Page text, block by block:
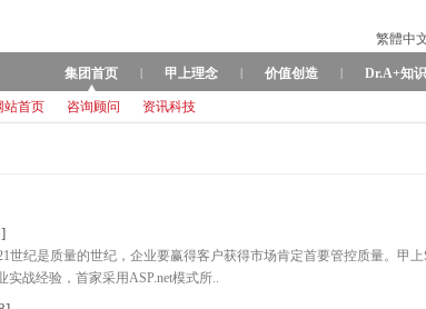
繁體中
集团首页 | 甲上理念 | 价值创造 | Dr.A+知
站首页 咨询顾问 资讯科技
世纪是质量的世纪，企业要赢得客户获得市场肯定首要管控质量。甲上
战经验，首家采用ASP.net模式所..